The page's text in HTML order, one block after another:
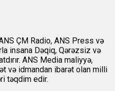
ÇM Radio, ANS Press və
insana Dəqiq, Qərəzsiz və
ANS Media maliyyə,
və idmandan ibarət olan milli
təqdim edir.